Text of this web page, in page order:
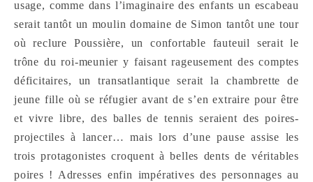
usage, comme dans l’imaginaire des enfants un escabeau
serait tantôt un moulin domaine de Simon tantôt une tour
où reclure Poussière, un confortable fauteuil serait le
trône du roi-meunier y faisant rageusement des comptes
déficitaires, un transatlantique serait la chambrette de
jeune fille où se réfugier avant de s’en extraire pour être
et vivre libre, des balles de tennis seraient des poires-
projectiles à lancer… mais lors d’une pause assise les
trois protagonistes croquent à belles dents de véritables
poires ! Adresses enfin impératives des personnages au